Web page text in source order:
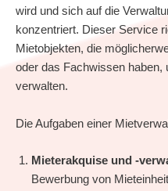
wird und sich auf die
konzentriert. Dieser Service
Mietobjekten, die
oder das Fachwissen
verwalten.
Die Aufgaben einer
Mieterakquise und -
Bewerbung von